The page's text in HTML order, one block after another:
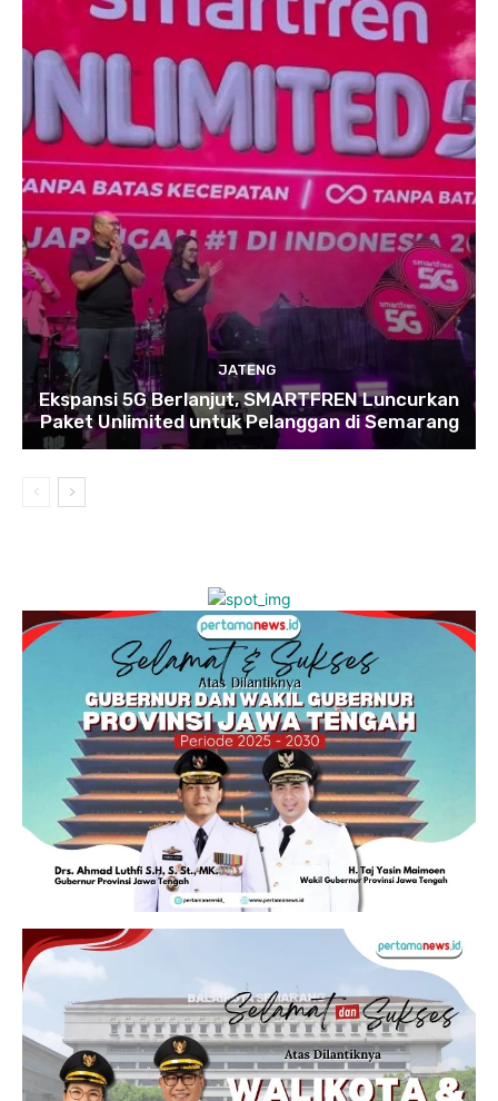
JATENG
Ekspansi 5G Berlanjut, SMARTFREN Luncurkan
Paket Unlimited untuk Pelanggan di Semarang